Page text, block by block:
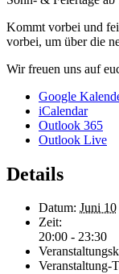
Kommt vorbei und
vorbei, um über die
Wir freuen uns auf
Google
iCalendar
Outlook 365
Outlook Live
Details
Datum: Juni 10
Zeit:
20:00 - 23:30
Veranstaltung-